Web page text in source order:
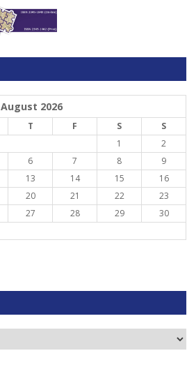
August 2026
T F S
S
1
2
6 7 8
9
13 14 15
16
20 21 22
23
27 28 29
30